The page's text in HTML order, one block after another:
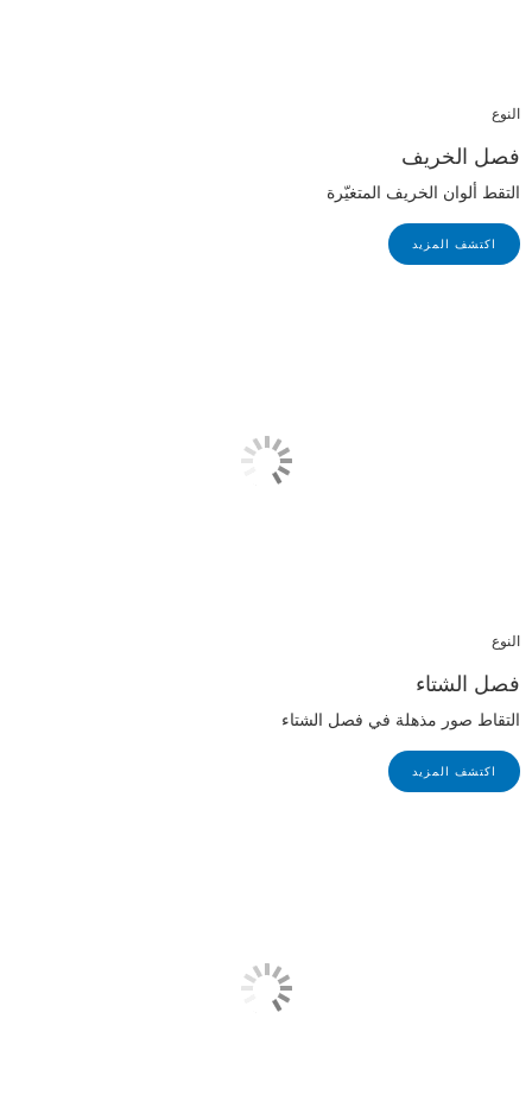
النوع
فصل الخريف
التقط ألوان الخريف المتغيّرة
اكتشف المزيد
النوع
فصل الشتاء
التقاط صور مذهلة في فصل الشتاء
اكتشف المزيد